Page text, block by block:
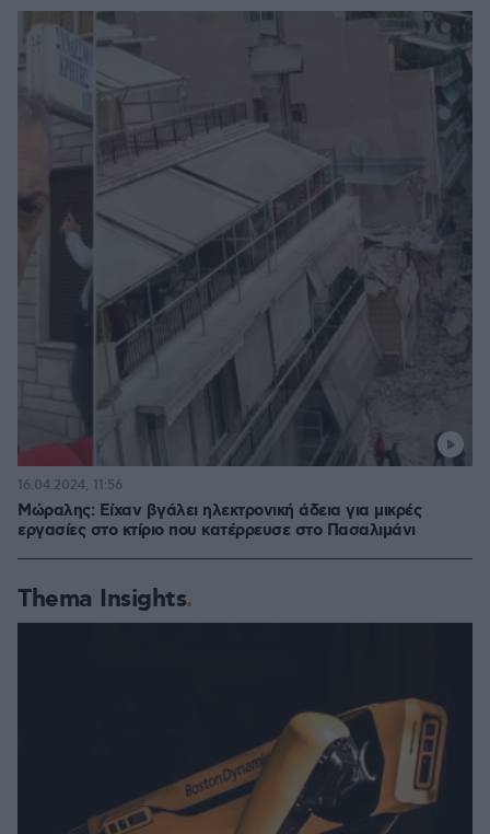
Μώραλης: Είχαν βγάλει ηλεκτρονική άδεια για μικρές
εργασίες στο κτίριο που κατέρρευσε στο Πασαλιμάνι
16.04.2024, 11:56
Thema Insights